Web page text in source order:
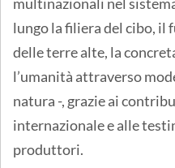
multinazionali nel
lungo la filiera del cibo, il
delle terre alte, la
l’umanità attraverso
natura -, grazie ai
internazionale e alle
produttori.